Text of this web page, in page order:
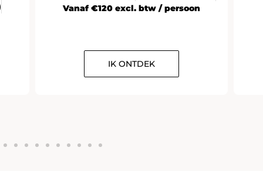
Vanaf €120 excl. btw / persoon
IK ONTDEK